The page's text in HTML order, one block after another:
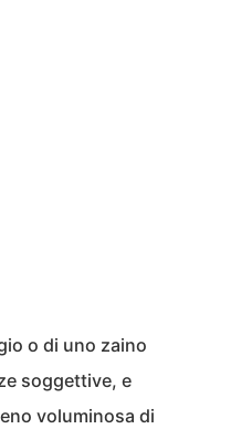
o di uno zaino
soggettive, e
voluminosa di